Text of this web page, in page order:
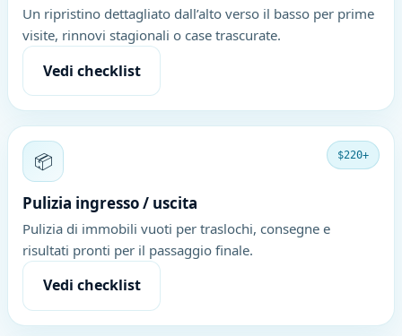
Un ripristino dettagliato dall’alto verso il basso per prime
visite, rinnovi stagionali o case trascurate.
Vedi checklist
📦 $220+
Pulizia ingresso / uscita
Pulizia di immobili vuoti per traslochi, consegne e
risultati pronti per il passaggio finale.
Vedi checklist